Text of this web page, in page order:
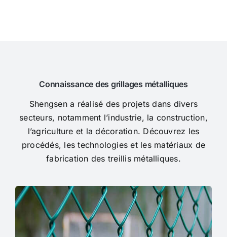
Connaissance des grillages métalliques
Shengsen a réalisé des projets dans divers
secteurs, notamment l’industrie, la construction,
l’agriculture et la décoration. Découvrez les
procédés, les technologies et les matériaux de
fabrication des treillis métalliques.